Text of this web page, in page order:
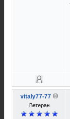
vitaly77-77
Ветеран